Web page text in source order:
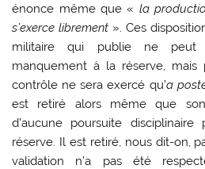
énonce même que « la
s’exerce librement ». Ces
militaire qui publie ne peut
manquement à la réserve,
contrôle ne sera exercé qu’a
est retiré alors même que
d’aucune poursuite
réserve. Il est retiré, nous dit-on,
validation n’a pas été